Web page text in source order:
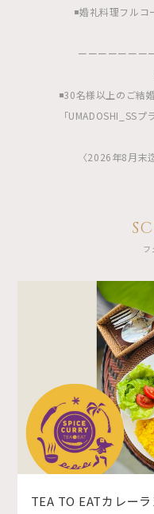
◾️婚礼料理フル
ーーーーーーー
◾️30名様以上のご結
「UMADOSHI_SS
〈2026年8月末
TEA TO EATカレー